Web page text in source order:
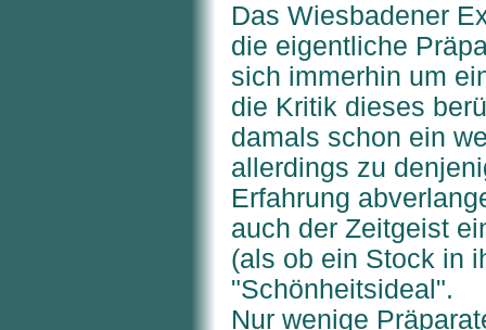
Das Wiesbadener
die eigentliche
sich immerhin um
die Kritik dieses
damals schon ein
allerdings zu
Erfahrung
auch der Zeitgeist
(als ob ein Stock in
"Schönheitsideal".
Nur wenige